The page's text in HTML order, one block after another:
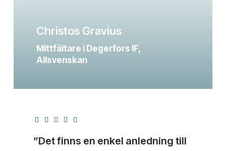
Christos Gravius
Mittfältare i Degerfors IF,
Allsvenskan
”Det finns en enkel anledning till